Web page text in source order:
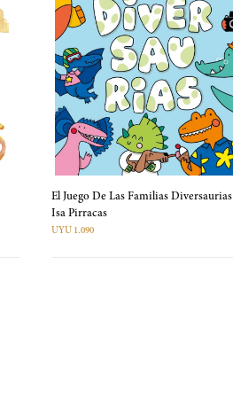
El Juego De Las Familias Diversaurias
Isa Pirracas
UYU 1.090